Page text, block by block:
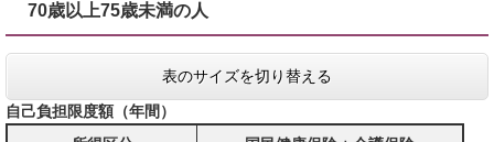
70歳以上75歳未満の人
表のサイズを切り替える
自己負担限度額（年間）